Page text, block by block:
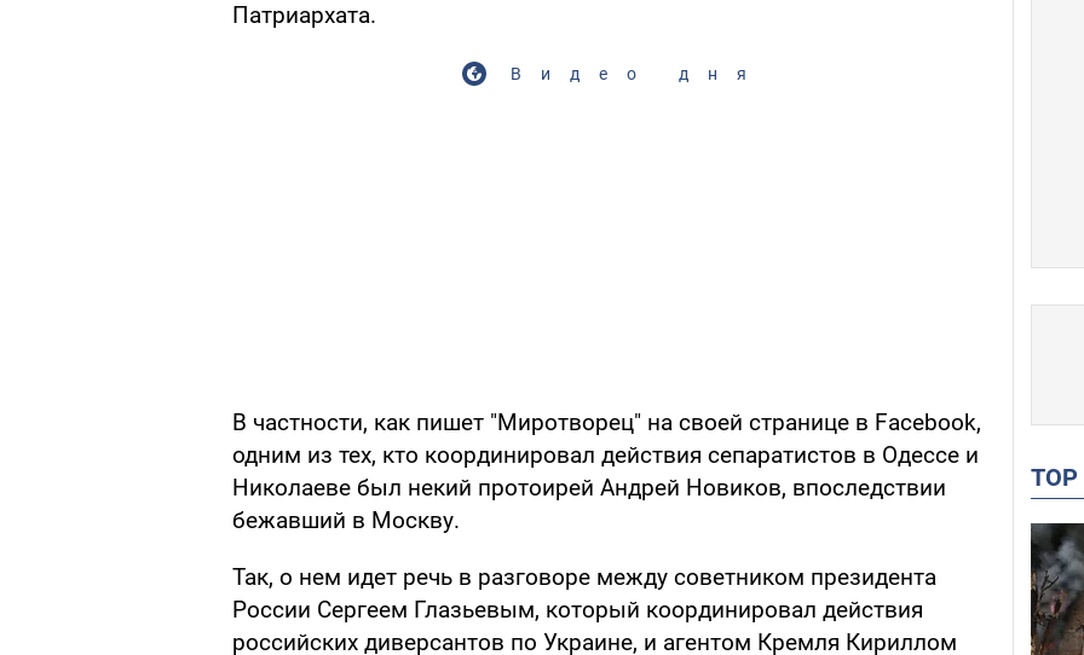
Патриархата.
Видео дня
В частности, как пишет "Миротворец" на своей странице в Facebook,
одним из тех, кто координировал действия сепаратистов в Одессе и
Николаеве был некий протоирей Андрей Новиков, впоследствии
бежавший в Москву.
Так, о нем идет речь в разговоре между советником президента
России Сергеем Глазьевым, который координировал действия
российских диверсантов по Украине, и агентом Кремля Кириллом